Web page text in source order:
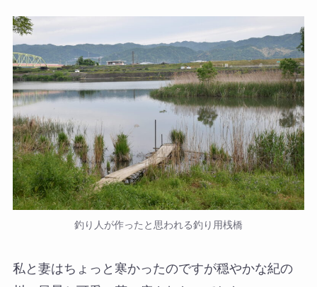
釣り人が作ったと思われる釣り用桟橋
私と妻はちょっと寒かったのですが穏やかな紀の